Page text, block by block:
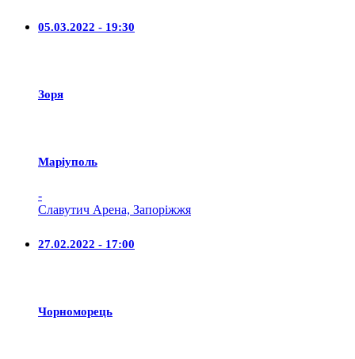
05.03.2022 - 19:30
Зоря
Маріуполь
-
Славутич Арена, Запоріжжя
27.02.2022 - 17:00
Чорноморець